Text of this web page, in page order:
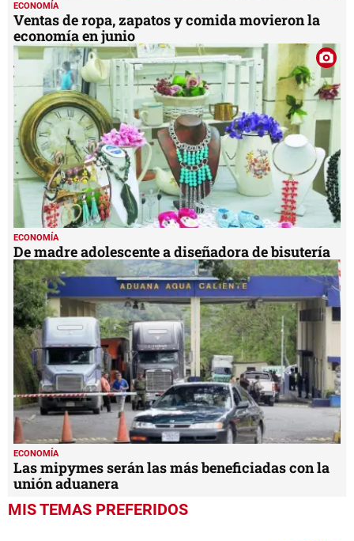
ECONOMÍA
Ventas de ropa, zapatos y comida movieron la
economía en junio
ECONOMÍA
De madre adolescente a diseñadora de bisutería
ECONOMÍA
Las mipymes serán las más beneficiadas con la
unión aduanera
MIS TEMAS PREFERIDOS